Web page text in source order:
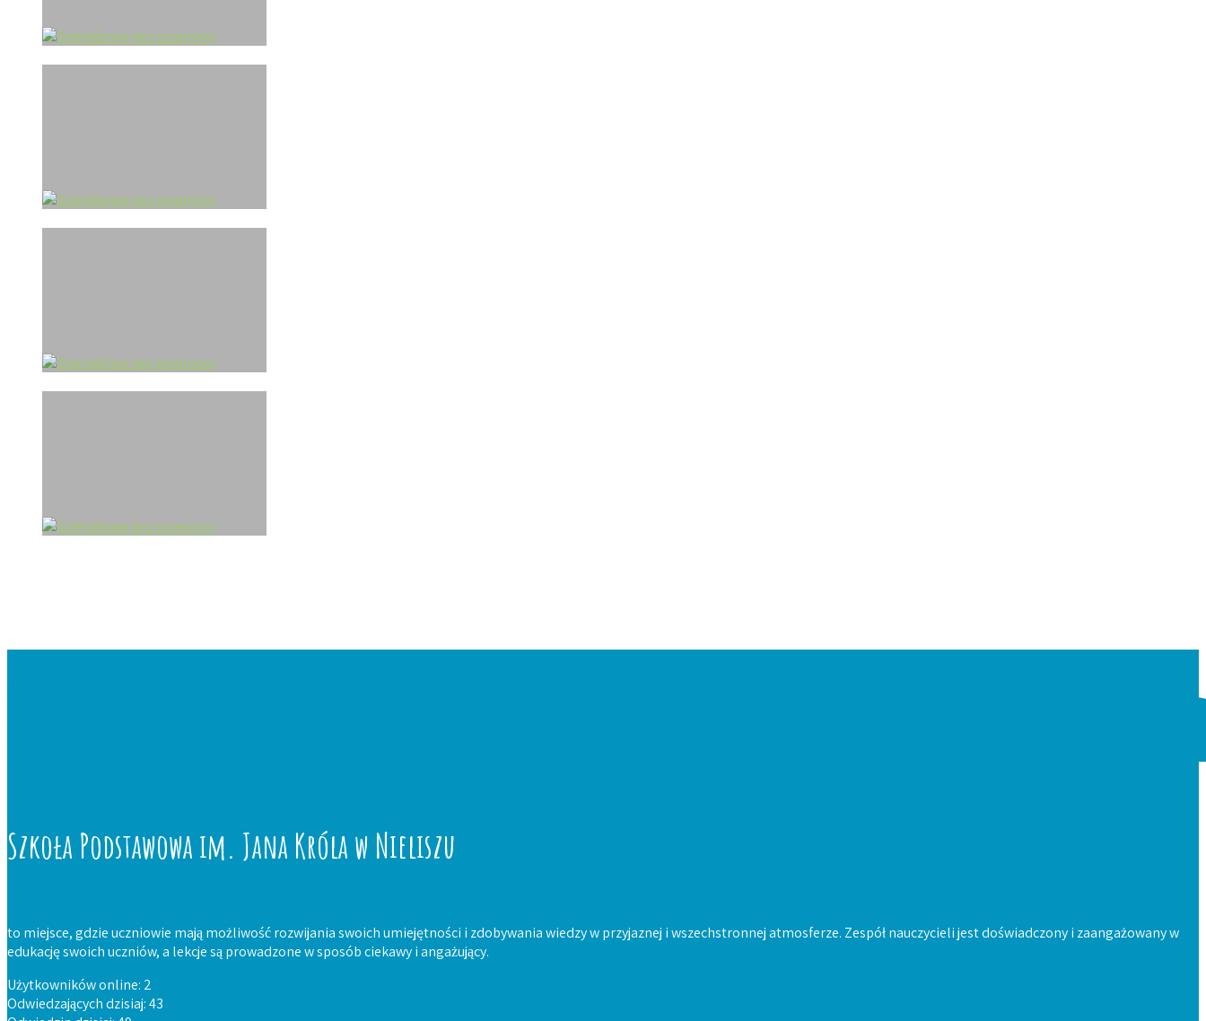
Szkoła Podstawowa im. Jana Króla w Nieliszu
to miejsce, gdzie uczniowie mają możliwość rozwijania swoich umiejętności i zdobywania wiedzy w przyjaznej i wszechstronnej atmosferze. Zespół nauczycieli jest doświadczony i zaangażowany w
edukację swoich uczniów, a lekcje są prowadzone w sposób ciekawy i angażujący.
Użytkowników online: 2
Odwiedzających dzisiaj: 43